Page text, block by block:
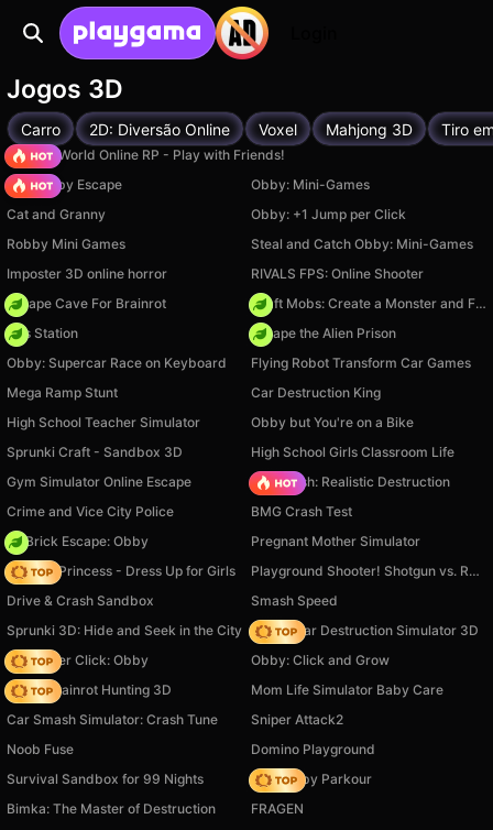
Jogos 3D
Carro 2D: Diversão Online Voxel Mahjong 3D Tiro
Sprunki World Online RP - Play with Friends!
Your Obby Escape
Obby: Mini-Games
Cat and Granny
Obby: +1 Jump per Click
Robby Mini Games
Steal and Catch Obby: Mini-Games
Imposter 3D online horror
RIVALS FPS: Online Shooter
Escape Cave For Brainrot
Craft Mobs: Create a Monster and Fight!
Gas Station
Escape the Alien Prison
Obby: Supercar Race on Keyboard
Flying Robot Transform Car Games
Mega Ramp Stunt
Car Destruction King
High School Teacher Simulator
Obby but You're on a Bike
Sprunki Craft - Sandbox 3D
High School Girls Classroom Life
Gym Simulator Online Escape
Car Crush: Realistic Destruction
Crime and Vice City Police
BMG Crash Test
+1 Brick Escape: Obby
Pregnant Mother Simulator
Fashion Princess - Dress Up for Girls
Playground Shooter! Shotgun vs. Ragdolls!
Drive & Crash Sandbox
Smash Speed
Sprunki 3D: Hide and Seek in the City Online Car Destruction Simulator 3D
Speed per Click: Obby
Obby: Click and Grow
Italian Brainrot Hunting 3D
Mom Life Simulator Baby Care
Car Smash Simulator: Crash Tune
Sniper Attack2
Noob Fuse
Domino Playground
Survival Sandbox for 99 Nights
Your Obby Parkour
Bimka: The Master of Destruction
FRAGEN